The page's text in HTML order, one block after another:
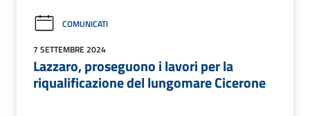
COMUNICATI
7 SETTEMBRE 2024
Lazzaro, proseguono i lavori per la
riqualificazione del lungomare Cicerone